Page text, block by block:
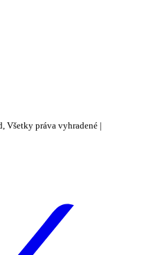
Všetky práva vyhradené |